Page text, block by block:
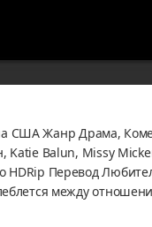
США Жанр Драма,
Balun, Missy
Перевод
между